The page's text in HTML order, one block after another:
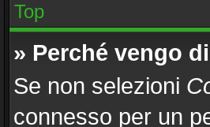
Top
» Perché vengo
Se non selezioni
connesso per un